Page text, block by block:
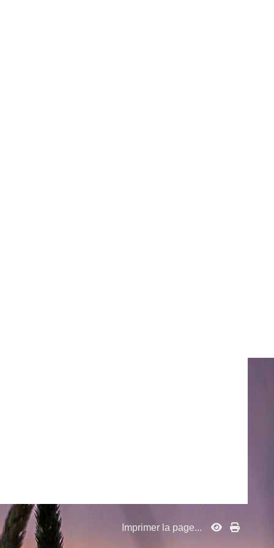
Imprimer la page...